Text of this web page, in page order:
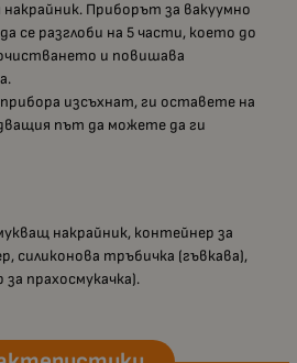
Приборът за вакуумно
се разглоби на 5 части, което до
и повишава
изсъхнат, ги оставете на
път да можете да ги
накрайник, контейнер за
силиконова тръбичка (гъвкава),
прахосмукачка).